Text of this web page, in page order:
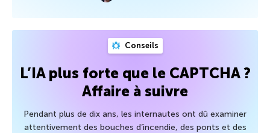
Conseils
L’IA plus forte que le CAPTCHA ?
Affaire à suivre
Pendant plus de dix ans, les internautes ont dû examiner
attentivement des bouches d’incendie, des ponts et des